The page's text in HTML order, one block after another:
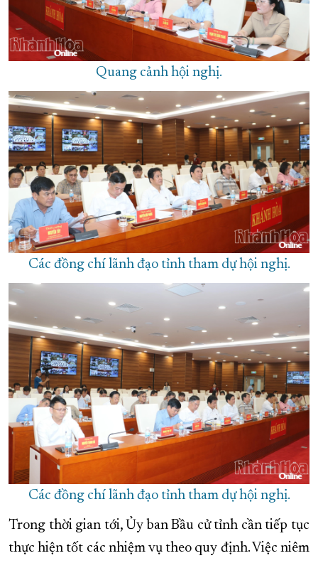
Quang cảnh hội nghị.
Các đồng chí lãnh đạo tỉnh tham dự hội nghị.
Các đồng chí lãnh đạo tỉnh tham dự hội nghị.
Trong thời gian tới, Ủy ban Bầu cử tỉnh cần tiếp tục
thực hiện tốt các nhiệm vụ theo quy định. Việc niêm